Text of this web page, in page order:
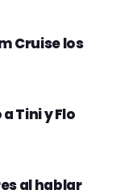
Cruise los
Tini y Flo
al hablar